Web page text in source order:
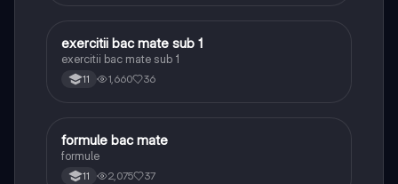
Matematică
exercitii bac mate sub 1
exercitii bac mate sub 1
11 1,660 36
Matematică
formule bac mate
formule
11 2,075 37